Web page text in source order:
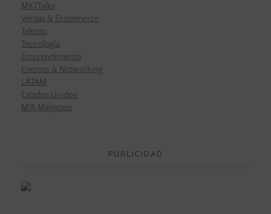
MKTTalks
Ventas & Ecommerce
Talento
Tecnología
Emprendimiento
Eventos & Networking
LATAM
Estados Unidos
MIR Magazine
PUBLICIDAD